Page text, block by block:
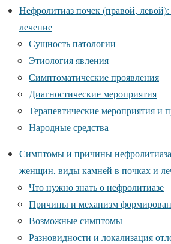
Нефролитиаз почек (правой,
лечение
Сущность патологии
Этиология явления
Симптоматические проявления
Диагностические мероприятия
Терапевтические мероприятия и
Народные средства
Симптомы и причины
женщин, виды камней в почках и
Что нужно знать о нефролитиазе
Причины и механизм
Возможные симптомы
Разновидности и локализация